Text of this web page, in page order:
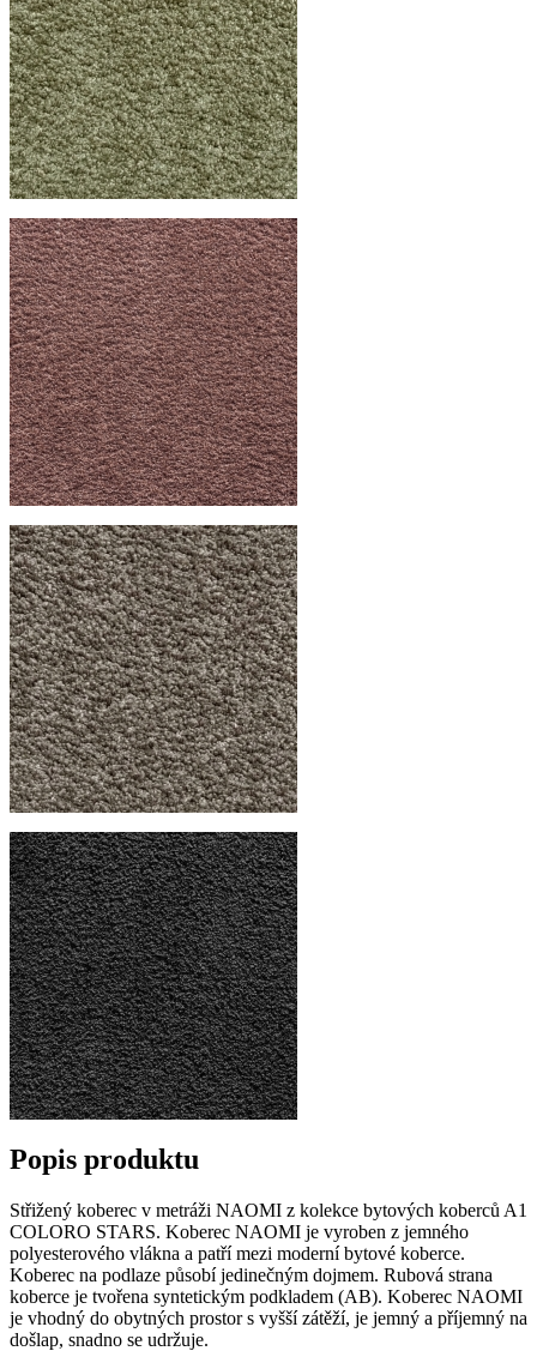
Popis produktu
Střižený koberec v metráži NAOMI z kolekce bytových koberců A1
COLORO STARS. Koberec NAOMI je vyroben z jemného
polyesterového vlákna a patří mezi moderní bytové koberce.
Koberec na podlaze působí jedinečným dojmem. Rubová strana
koberce je tvořena syntetickým podkladem (AB). Koberec NAOMI
je vhodný do obytných prostor s vyšší zátěží, je jemný a příjemný na
došlap, snadno se udržuje.